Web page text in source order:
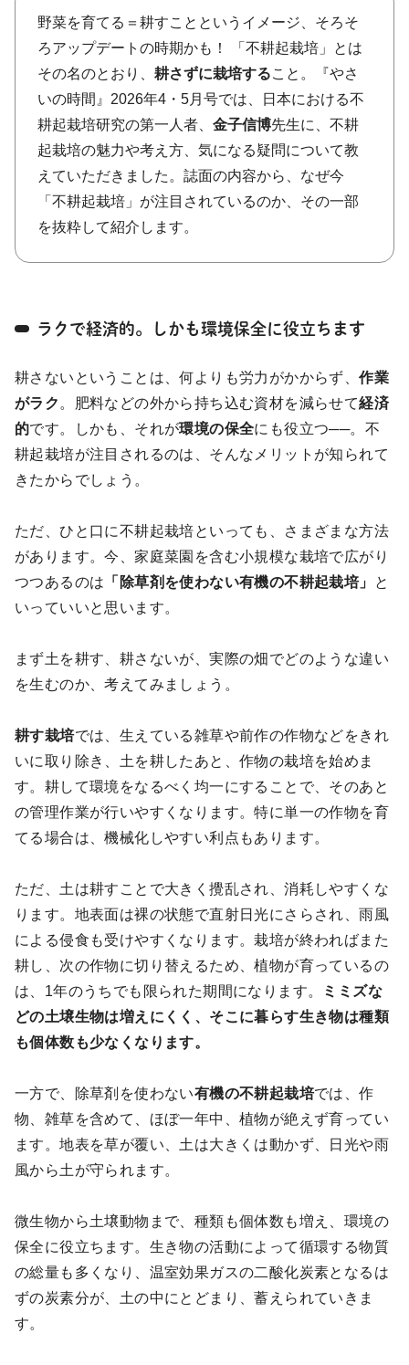
野菜を育てる＝耕すことというイメージ、そろそ
ろアップデートの時期かも！ 「不耕起栽培」とは
その名のとおり、 耕さずに栽培すること。『やさ
いの時間』2026年4・5月号では、日本における不
耕起栽培研究の第一人者、 金子信博先生に、不耕
起栽培の魅力や考え方、気になる疑問について教
えていただきました。誌面の内容から、なぜ今
「不耕起栽培」が注目されているのか、その一部
を抜粋して紹介します。
ラクで経済的。しかも環境保全に役立ちます
耕さないということは、何よりも労力がかからず、作業
がラク 。肥料などの外から持ち込む資材を減らせて経済
的です。しかも、それが環境の保全にも役立つ──。不
耕起栽培が注目されるのは、そんなメリットが知られて
きたからでしょう。
ただ、ひと口に不耕起栽培といっても、さまざまな方法
があります。今、家庭菜園を含む小規模な栽培で広がり
つつあるのは 「除草剤を使わない有機の不耕起栽培」
と
いっていいと思います。
まず土を耕す、耕さないが、実際の畑でどのような違い
を生むのか、考えてみましょう。
耕す栽培では、生えている雑草や前作の作物などをきれ
いに取り除き、土を耕したあと、作物の栽培を始めま
す。耕して環境をなるべく均一にすることで、そのあと
の管理作業が行いやすくなります。特に単一の作物を育
てる場合は、機械化しやすい利点もあります。
ただ、土は耕すことで大きく攪乱され、消耗しやすくな
ります。地表面は裸の状態で直射日光にさらされ、雨風
による侵食も受けやすくなります。栽培が終わればまた
耕し、次の作物に切り替えるため、植物が育っているの
は、1年のうちでも限られた期間になります。
ミミズな
どの土壌生物は増えにくく、そこに暮らす生き物は種類
も個体数も少なくなります。
一方で、除草剤を使わない有機の不耕起栽培では、作
物、雑草を含めて、ほぼ一年中、植物が絶えず育ってい
ます。地表を草が覆い、土は大きくは動かず、日光や雨
風から土が守られます。
微生物から土壌動物まで、種類も個体数も増え、環境の
保全に役立ちます。生き物の活動によって循環する物質
の総量も多くなり、温室効果ガスの二酸化炭素となるは
ずの炭素分が、土の中にとどまり、蓄えられていきま
す。